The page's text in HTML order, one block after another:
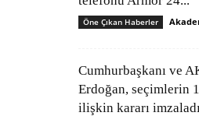
Öne Çıkan Haberler
Cumhurbaşkanı ve
Erdoğan, seçimlerin
ilişkin kararı imzaladı